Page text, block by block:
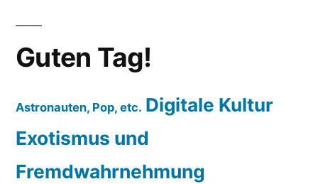
Guten Tag!
Astronauten, Pop, etc. Digitale Kultur
Exotismus und
Fremdwahrnehmung